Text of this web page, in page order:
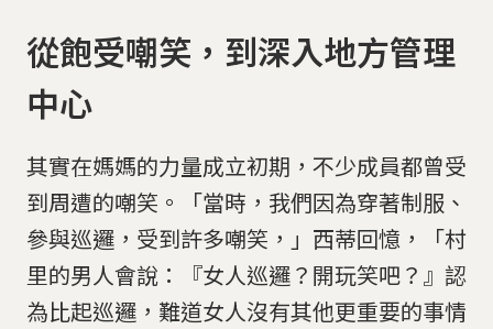
從飽受嘲笑，到深入地方管理
中心
其實在媽媽的力量成立初期，不少成員都曾受
到周遭的嘲笑。「當時，我們因為穿著制服、
參與巡邏，受到許多嘲笑，」西蒂回憶，「村
里的男人會說：『女人巡邏？開玩笑吧？』認
為比起巡邏，難道女人沒有其他更重要的事情